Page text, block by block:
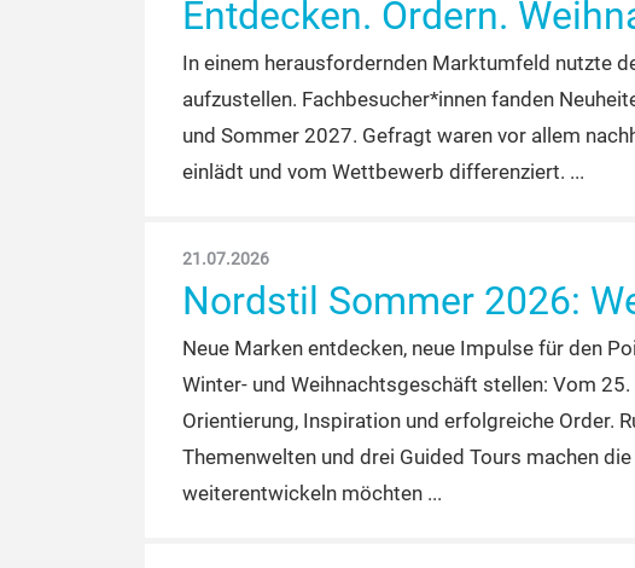
Entdecken. Ordern.
In einem herausfordernden Marktumfeld nutzte
aufzustellen. Fachbesucher*innen fanden
und Sommer 2027. Gefragt waren vor allem
einlädt und vom Wettbewerb differenziert.
Nordstil Sommer 2026:
Neue Marken entdecken, neue Impulse für den
Winter- und Weihnachtsgeschäft stellen: Vom
Orientierung, Inspiration und erfolgreiche Order.
Themenwelten und drei Guided Tours machen
weiterentwickeln möchten